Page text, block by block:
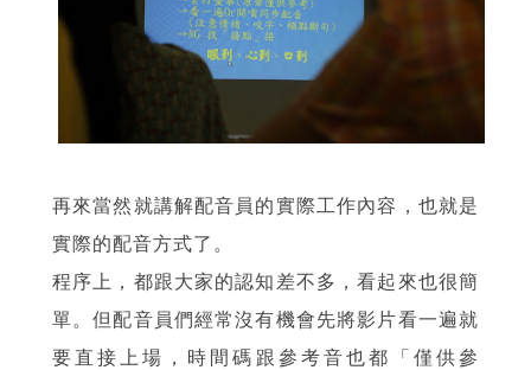
再來當然就講解配音員的實際工作內容，也就是
實際的配音方式了。
程序上，都跟大家的認知差不多，看起來也很簡
單。但配音員們經常沒有機會先將影片看一遍就
要直接上場，時間碼跟參考音也都「僅供參